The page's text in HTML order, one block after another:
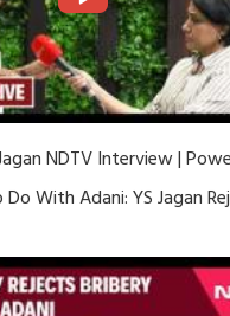
NDTV Interview |
With Adani: YS Jagan